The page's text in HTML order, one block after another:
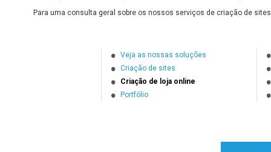
Para uma consulta geral sobre os nossos serviços de criação de
Veja as nossas soluções
Criação de sites
Criação de loja online
Portfólio